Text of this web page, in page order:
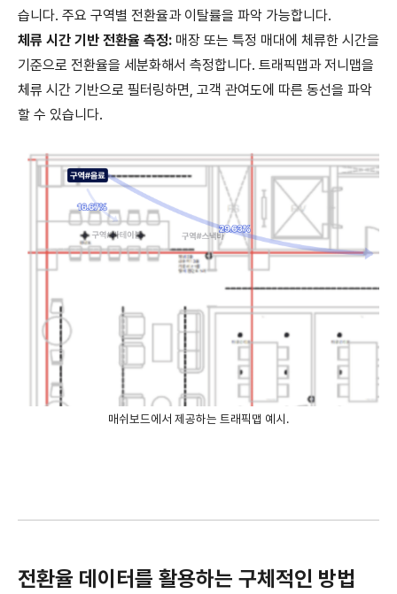
습니다. 주요 구역별 전환율과 이탈률을 파악 가능합니다.
체류 시간 기반 전환율 측정: 매장 또는 특정 매대에 체류한 시간을
기준으로 전환율을 세분화해서 측정합니다. 트래픽맵과 저니맵을
체류 시간 기반으로 필터링하면, 고객 관여도에 따른 동선을 파악
할 수 있습니다.
매쉬보드에서 제공하는 트래픽맵 예시.
전환율 데이터를 활용하는 구체적인 방법